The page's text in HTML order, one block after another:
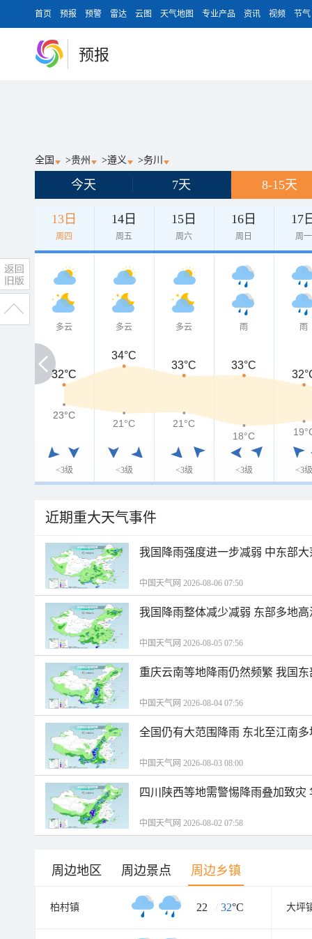
首页 预报 预警 雷达 云图 天气地图 专业产品 资讯 视频 节气
预报
全国 >贵州 >遵义 >务川
今天 7天 8-15天
13日
周四
14日
周五
15日
周六
16日
周日
17
周一
多云
<3级
多云
<3级
多云
<3级
雨
<3级
雨
<3级
32°C
32°C
34°C
33°C 33°C
23°C
23°C
21°C
21°C
18°C
近期重大天气事件
我国降雨强度进一步减弱 中东部
中国天气网 2026-08-06 07:50
我国降雨整体减少减弱 东部多地
中国天气网 2026-08-05 07:56
重庆云南等地降雨仍然频繁 我国
中国天气网 2026-08-04 07:56
全国仍有大范围降雨 东北至江南
中国天气网 2026-08-03 08:00
四川陕西等地需警惕降雨叠加致
中国天气网 2026-08-02 07:58
周边地区 周边景点 周边乡镇
柏村镇 22 / 32°C 大坪